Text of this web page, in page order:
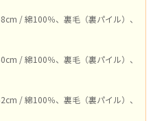
/ 綿100％、裏毛（裏パイル）、
/ 綿100％、裏毛（裏パイル）、
/ 綿100％、裏毛（裏パイル）、